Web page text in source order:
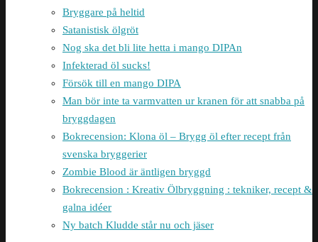
Bryggare på heltid
Satanistisk ölgröt
Nog ska det bli lite hetta i mango DIPAn
Infekterad öl sucks!
Försök till en mango DIPA
Man bör inte ta varmvatten ur kranen för att snabba på
bryggdagen
Bokrecension: Klona öl – Brygg öl efter recept från
svenska bryggerier
Zombie Blood är äntligen bryggd
Bokrecension : Kreativ Ölbryggning : tekniker, recept &
galna idéer
Ny batch Kludde står nu och jäser